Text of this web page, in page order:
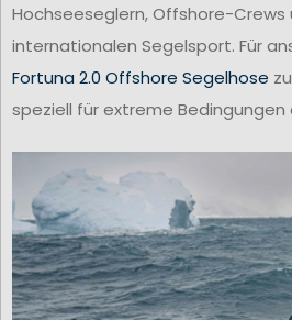
Hochseeseglern, Offshore-
internationalen Segelsport. Für
Fortuna 2.0 Offshore Segelhose
speziell für extreme